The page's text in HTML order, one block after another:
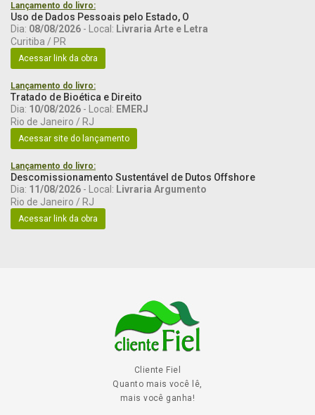
Lançamento do livro:
Uso de Dados Pessoais pelo Estado, O
Dia: 08/08/2026 - Local: Livraria Arte e Letra
Curitiba / PR
Acessar link da obra
Lançamento do livro:
Tratado de Bioética e Direito
Dia: 10/08/2026 - Local: EMERJ
Rio de Janeiro / RJ
Acessar site do lançamento
Lançamento do livro:
Descomissionamento Sustentável de Dutos Offshore
Dia: 11/08/2026 - Local: Livraria Argumento
Rio de Janeiro / RJ
Acessar link da obra
Cliente Fiel
Quanto mais você lê,
mais você ganha!